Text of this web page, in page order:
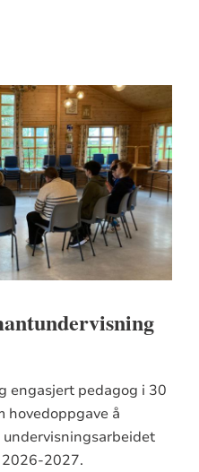
engasjert pedagog i 30
hovedoppgave å
2027.